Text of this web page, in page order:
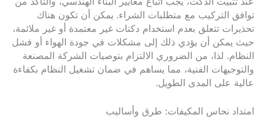
توافق التركيب مع متطلبات الشراء. يمكن أن تكون هناك
تحذيرات تتعلق بعدم استخدام دكتات غير معتمدة أو غير ملائمة،
حيث يمكن أن يؤدي ذلك إلى مشكلات في جودة الهواء أو فشل
النظام. لذا، من الضروري الالتزام بتوصيات الشركة المصنعة
والتوجيهات الفنية، مما يساهم في ضمان تشغيل النظام بكفاءة
عالية على المدى الطويل.
امتداد نحاس المكيفات: طرق وأساليب